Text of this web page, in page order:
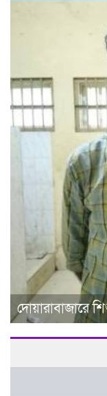
দোয়ারাবাজারে